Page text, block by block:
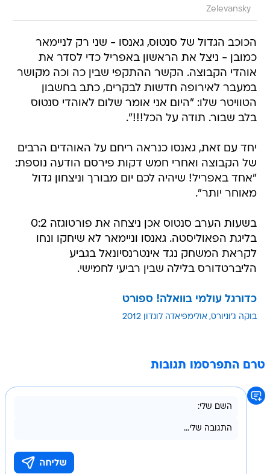
Zelevansky
הכוכב הגדול של סנטוס, גאנסו - שני רק לניימאר
כמובן - ניצל את הראשון באפריל כדי לסדר את
אוהדי הקבוצה. הקשר ההתקפי שבין כה וכה מקושר
במעבר לאירופה חדשות לבקרים, כתב בחשבון
הטוויטר שלו: "היום אני אומר שלום לאוהדי סנטוס
בלב שבור. תודה על הכל!!!".
יחד עם זאת, גאנסו כנראה ריחם על האוהדים הרבים
של הקבוצה ואחרי חמש דקות פירסם הודעה נוספת:
"אחד באפריל! שיהיה לכם יום מבורך וניצחון גדול
מאוחר יותר".
בשעות הערב סנטוס אכן ניצחה את פורטוגזה 0:2
בליגת הפאוליסטה. גאנסו וניימאר לא שיחקו ונחו
לקראת המשחק נגד אינטרנסיונאל בגביע
הליברטדורס בלילה שבין רביעי לחמישי.
כדורגל עולמי בוואלה! ספורט
בוקה ג'וניורס אולימפיאדה לונדון 2012
טרם התפרסמו תגובות